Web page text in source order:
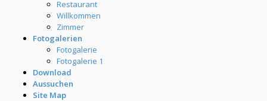
Restaurant
Willkommen
Zimmer
Fotogalerien
Fotogalerie
Fotogalerie 1
Download
Aussuchen
Site Map